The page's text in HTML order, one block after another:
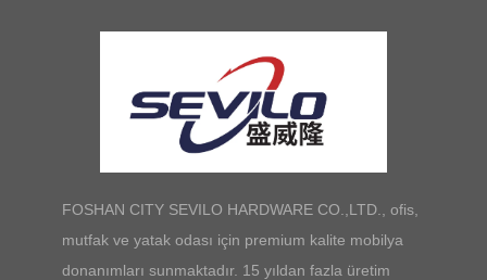
FOSHAN CITY SEVILO HARDWARE CO.,LTD., ofis,
mutfak ve yatak odası için premium kalite mobilya
donanımları sunmaktadır. 15 yıldan fazla üretim